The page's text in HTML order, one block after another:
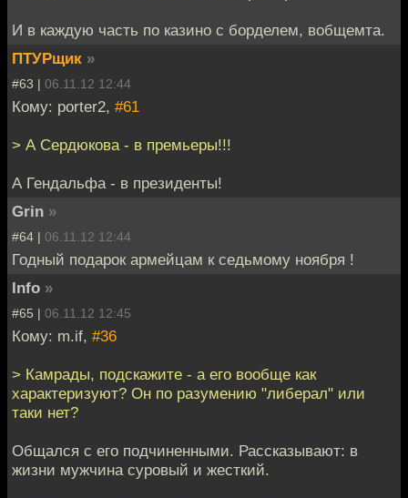
И в каждую часть по казино с борделем, вобщемта.
ПТУРщик »
#63 | 06.11.12 12:44
Кому: porter2, #61
> А Сердюкова - в премьеры!!!
А Гендальфа - в президенты!
Grin »
#64 | 06.11.12 12:44
Годный подарок армейцам к седьмому ноября !
Info »
#65 | 06.11.12 12:45
Кому: m.if, #36
> Камрады, подскажите - а его вообще как
характеризуют? Он по разумению "либерал" или
таки нет?
Общался с его подчиненными. Рассказывают: в
жизни мужчина суровый и жесткий.